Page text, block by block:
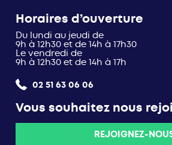
Horaires d’ouverture
Du lundi au jeudi de
9h à 12h30 et de 14h à 17h30
Le vendredi de
9h à 12h30 et de 14h à 17h
02 51 63 06 06
Vous souhaitez nous
REJOIGNEZ-